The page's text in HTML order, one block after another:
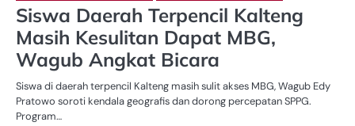
Siswa Daerah Terpencil Kalteng
Masih Kesulitan Dapat MBG,
Wagub Angkat Bicara
Siswa di daerah terpencil Kalteng masih sulit akses MBG, Wagub Edy
Pratowo soroti kendala geografis dan dorong percepatan SPPG.
Program…